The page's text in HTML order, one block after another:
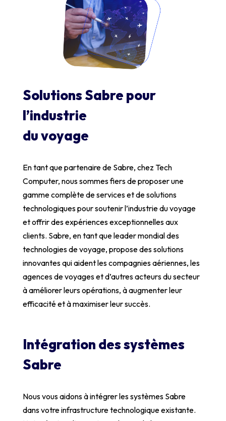
Solutions Sabre pour
l’industrie
du voyage
En tant que partenaire de Sabre, chez Tech
Computer, nous sommes fiers de proposer une
gamme complète de services et de solutions
technologiques pour soutenir l’industrie du voyage
et offrir des expériences exceptionnelles aux
clients. Sabre, en tant que leader mondial des
technologies de voyage, propose des solutions
innovantes qui aident les compagnies aériennes, les
agences de voyages et d’autres acteurs du secteur
à améliorer leurs opérations, à augmenter leur
efficacité et à maximiser leur succès.
Intégration des systèmes
Sabre
Nous vous aidons à intégrer les systèmes Sabre
dans votre infrastructure technologique existante.